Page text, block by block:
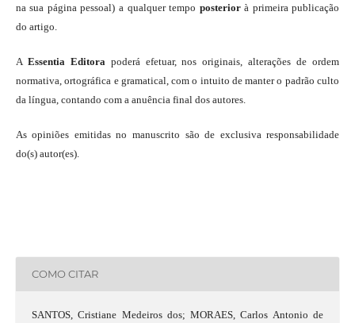
na sua página pessoal) a qualquer tempo posteriorà primeira publicação
do artigo.
A Essentia Editora poderá efetuar, nos originais, alterações de ordem
normativa, ortográfica e gramatical, com o intuito de manter o padrão culto
da língua, contando com a anuência final dos autores.
As opiniões emitidas no manuscrito são de exclusiva responsabilidade
do(s) autor(es).
COMO CITAR
SANTOS, Cristiane Medeiros dos; MORAES, Carlos Antonio de